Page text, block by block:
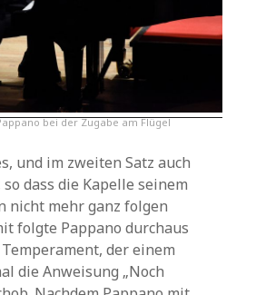
bei der Zugabe am Flügel
und im zweiten Satz auch
dass die Kapelle seinem
nicht mehr ganz folgen
folgte Pappano durchaus
der einem
die Anweisung „Noch